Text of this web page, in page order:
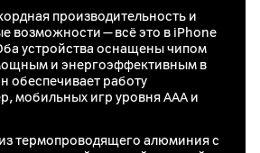
производительность и
возможности — всё это в iPhone
устройства оснащены чипом
и энергоэффективным в
обеспечивает работу
мобильных игр уровня AAA и
термопроводящего алюминия с